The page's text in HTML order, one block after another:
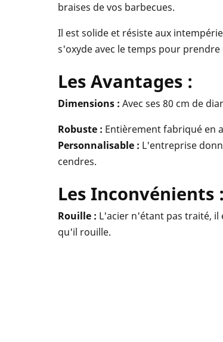
braises de vos barbecues.
Il est solide et résiste aux
s'oxyde avec le temps pour
Les Avantages :
Dimensions : Avec ses 80 cm de
Robuste : Entièrement fabriqué en
Personnalisable : L'entreprise
cendres.
Les Inconvénients :
Rouille : L'acier n'étant pas traité,
qu'il rouille.